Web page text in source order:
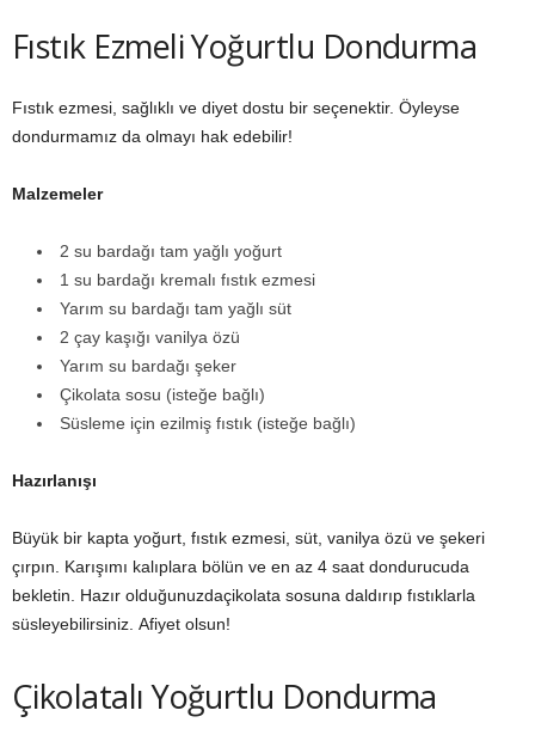
Fıstık Ezmeli Yoğurtlu Dondurma
Fıstık ezmesi, sağlıklı ve diyet dostu bir seçenektir. Öyleyse
dondurmamız da olmayı hak edebilir!
Malzemeler
2 su bardağı tam yağlı yoğurt
1 su bardağı kremalı fıstık ezmesi
Yarım su bardağı tam yağlı süt
2 çay kaşığı vanilya özü
Yarım su bardağı şeker
Çikolata sosu (isteğe bağlı)
Süsleme için ezilmiş fıstık (isteğe bağlı)
Hazırlanışı
Büyük bir kapta yoğurt, fıstık ezmesi, süt, vanilya özü ve şekeri
çırpın. Karışımı kalıplara bölün ve en az 4 saat dondurucuda
bekletin. Hazır olduğunuzdaçikolata sosuna daldırıp fıstıklarla
süsleyebilirsiniz. Afiyet olsun!
Çikolatalı Yoğurtlu Dondurma